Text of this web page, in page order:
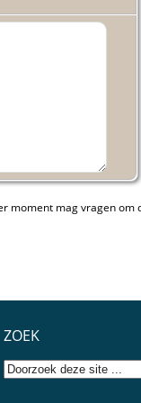
moment mag vragen
ZOEK